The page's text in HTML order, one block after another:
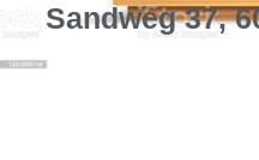
Sandweg 37,